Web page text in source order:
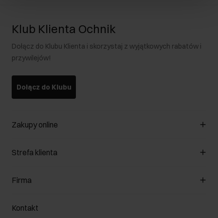
Klub Klienta Ochnik
Dołącz do Klubu Klienta i skorzystaj z wyjątkowych rabatów i
przywilejów!
Dołącz do Klubu
Zakupy online
Zarządzaj cookies
Formy płatności
Jak dokonać zwrotu?
Strefa klienta
Klub Klienta
Zwróć produkty
Firma
O nas
Kontakt